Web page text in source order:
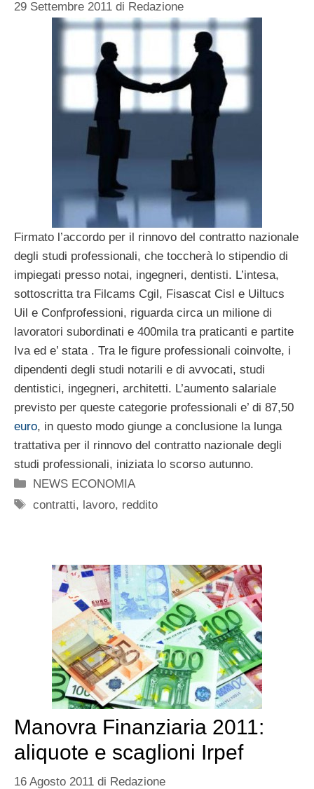
29 Settembre 2011 di Redazione
Firmato l’accordo per il rinnovo del contratto nazionale
degli studi professionali, che toccherà lo stipendio di
impiegati presso notai, ingegneri, dentisti. L’intesa,
sottoscritta tra Filcams Cgil, Fisascat Cisl e Uiltucs
Uil e Confprofessioni, riguarda circa un milione di
lavoratori subordinati e 400mila tra praticanti e partite
Iva ed e’ stata . Tra le figure professionali coinvolte, i
dipendenti degli studi notarili e di avvocati, studi
dentistici, ingegneri, architetti. L’aumento salariale
previsto per queste categorie professionali e’ di 87,50
euro, in questo modo giunge a conclusione la lunga
trattativa per il rinnovo del contratto nazionale degli
studi professionali, iniziata lo scorso autunno.
Categorie
NEWS ECONOMIA
Tag
contratti, lavoro, reddito
Manovra Finanziaria 2011:
aliquote e scaglioni Irpef
16 Agosto 2011 di Redazione